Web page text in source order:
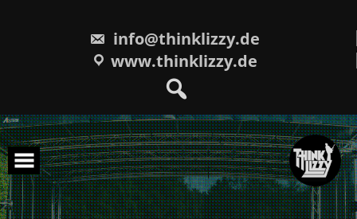
info@thinklizzy.de
www.thinklizzy.de